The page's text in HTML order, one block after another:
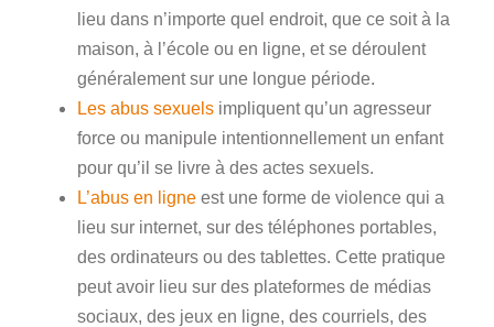
lieu dans n’importe quel endroit, que ce soit à la
maison, à l’école ou en ligne, et se déroulent
généralement sur une longue période.
Les abus sexuels impliquent qu’un agresseur
force ou manipule intentionnellement un enfant
pour qu’il se livre à des actes sexuels.
L’abus en ligne est une forme de violence qui a
lieu sur internet, sur des téléphones portables,
des ordinateurs ou des tablettes. Cette pratique
peut avoir lieu sur des plateformes de médias
sociaux, des jeux en ligne, des courriels, des